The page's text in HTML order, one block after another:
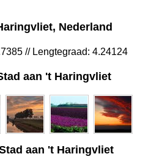
Nederland
// Lengtegraad: 4.24124
aan 't Haringvliet
aan 't Haringvliet